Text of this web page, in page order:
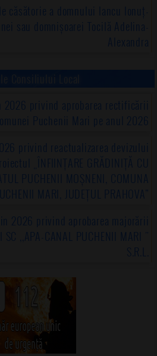
căsătorie a domnului Iancu Ionuț-
sau domnișoarei Tocilă Adelina-
Alexandra
2026 privind aprobarea rectificării
Puchenii Mari pe anul 2026
privind reactualizarea devizului
„ÎNFIINȚARE GRĂDINIȚĂ CU
PUCHENII MOȘNENI, COMUNA
MARI, JUDEȚUL PRAHOVA”
2026 privind aprobarea majorării
,,APA-CANAL PUCHENII MARI "
S.R.L.